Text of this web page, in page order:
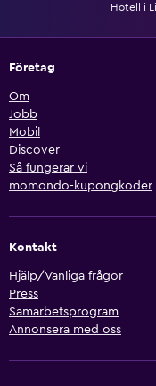
Hotell i
Företag
Om
Jobb
Mobil
Discover
Så fungerar vi
momondo-kupongkoder
Kontakt
Hjälp/Vanliga frågor
Press
Samarbetsprogram
Annonsera med oss